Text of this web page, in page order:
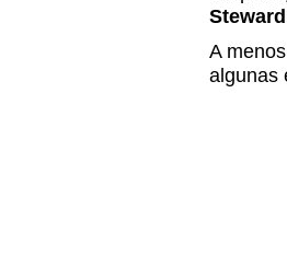
A
algunas